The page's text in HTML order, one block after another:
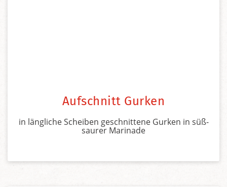
Aufschnitt Gurken
in längliche Scheiben geschnittene Gurken in süß-
saurer Marinade